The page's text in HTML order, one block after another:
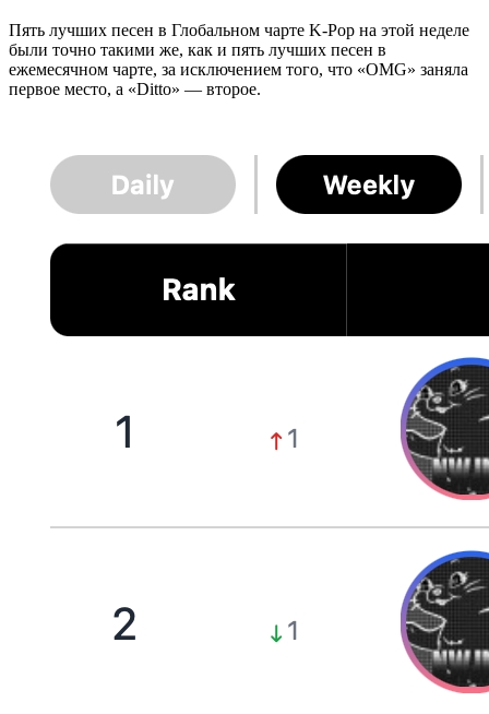
Пять лучших песен в Глобальном чарте K-Pop на этой неделе
были точно такими же, как и пять лучших песен в
ежемесячном чарте, за исключением того, что «OMG» заняла
первое место, а «Ditto» — второе.